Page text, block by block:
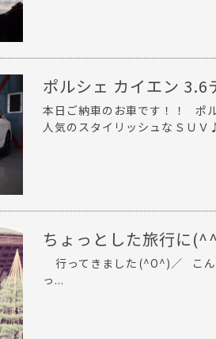
ポルシェ カイエン 3.6
本日ご納車のお車です！！ ポ
人気のスタイリッシュなＳＵ
ちょっとした旅行に
行ってきました(^O^)／ こ
っ...